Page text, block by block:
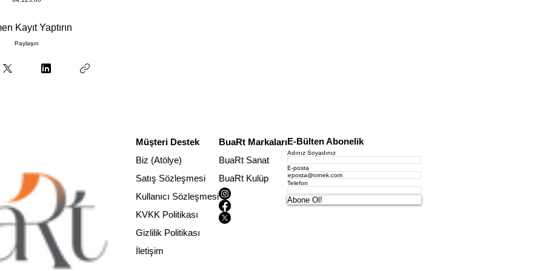
Kayıt Yaptırın
Paylaşın
Müşteri Destek
Biz (Atölye)
Satış Sözleşmesi
Kullanıcı Sözleşmesi
KVKK Politikası
Gizlilik Politikası
İletişim
BuaRt Markaları
BuaRt Sanat
BuaRt Kulüp
E-Bülten Abonelik
Adınız Soyadınız
E-posta
Telefon
Abone Ol!